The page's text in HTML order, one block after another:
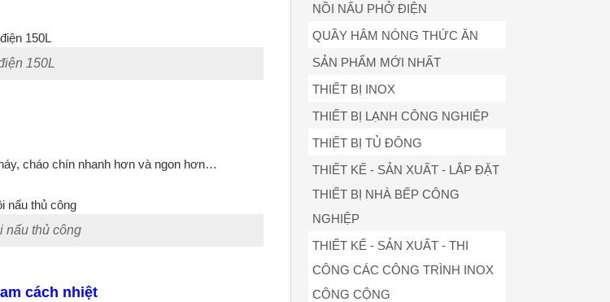
150L
cháo chín nhanh hơn và ngon hơn…
nấu thủ công
cách nhiệt
NỒI NẤU PHỞ ĐIỆN
QUẦY HÂM NÓNG THỨC ĂN
SẢN PHẨM MỚI NHẤT
THIẾT BỊ INOX
THIẾT BỊ LẠNH CÔNG NGHIỆP
THIẾT BỊ TỦ ĐÔNG
THIẾT KẾ - SẢN XUẤT - LẮP ĐẶT
THIẾT BỊ NHÀ BẾP CÔNG
NGHIỆP
THIẾT KẾ - SẢN XUẤT - THI
CÔNG CÁC CÔNG TRÌNH INOX
CÔNG CỘNG